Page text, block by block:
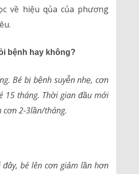
về hiệu qủa của phương
bệnh hay không?
Bé bị bệnh suyễn nhẹ, cơn
15 tháng. Thời gian đầu mới
cơn 2-3lần/tháng.
bé lên cơn giảm lần hơn